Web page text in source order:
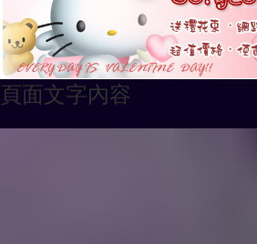
頁面文字內容